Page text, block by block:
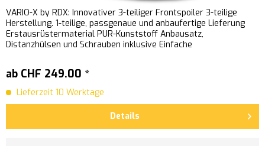
VARIO-X by RDX: Innovativer 3-teiliger Frontspoiler 3-teilige
Herstellung. 1-teilige, passgenaue und anbaufertige Lieferung
Erstausrüstermaterial PUR-Kunststoff Anbausatz,
Distanzhülsen und Schrauben inklusive Einfache
ab CHF 249.00 *
Lieferzeit 10 Werktage
Details